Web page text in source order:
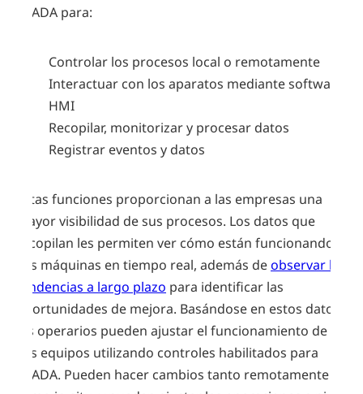
SCADA para:
Controlar los procesos local o remotamente
Interactuar con los aparatos mediante software
HMI
Recopilar, monitorizar y procesar datos
Registrar eventos y datos
Estas funciones proporcionan a las empresas una
mayor visibilidad de sus procesos. Los datos que
recopilan les permiten ver cómo están funcionando
sus máquinas en tiempo real, además deobservar las
tendencias a largo plazo para identificar las
oportunidades de mejora. Basándose en estos datos,
los operarios pueden ajustar el funcionamiento de
sus equipos utilizando controles habilitados para
SCADA. Pueden hacer cambios tanto remotamente